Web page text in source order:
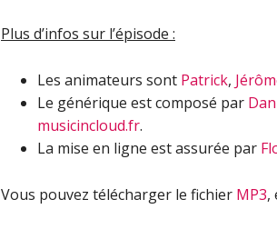
Plus d’infos sur l’épisode :
Les animateurs sont Patrick,
Le générique est composé par
musicincloud.fr.
La mise en ligne est assurée par
Vous pouvez télécharger le fichier MP3,